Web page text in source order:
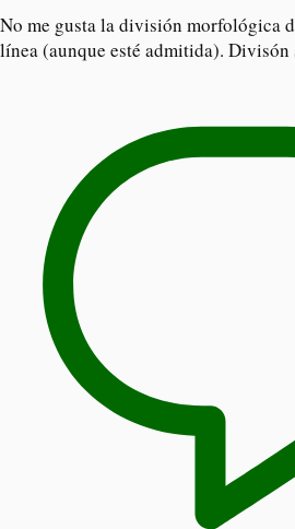
No me gusta la división morfológica
línea (aunque esté admitida).